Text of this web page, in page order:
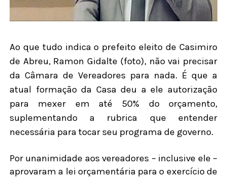
Ao que tudo indica o prefeito eleito de Casimiro
de Abreu, Ramon Gidalte (foto), não vai precisar
da Câmara de Vereadores para nada. É que a
atual formação da Casa deu a ele autorização
para mexer em até 50% do orçamento,
suplementando a rubrica que entender
necessária para tocar seu programa de governo.
Por unanimidade aos vereadores – inclusive ele –
aprovaram a lei orçamentária para o exercício de